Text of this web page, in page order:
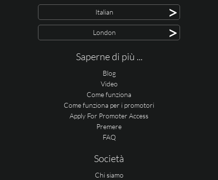
Italian >
London >
Saperne di più ...
Blog
Video
Come funziona
Come funziona per i promotori
Apply For Promoter Access
Premere
FAQ
Società
Chi siamo